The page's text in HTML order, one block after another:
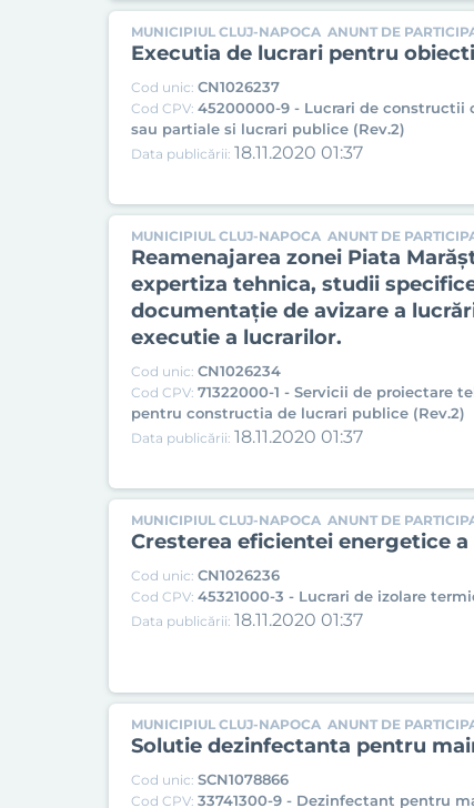
MUNICIPIUL CLUJ-NAPOCA ANUNT DE
Executia de lucrari pentru
Cod unic: CN1026237
Cod CPV: 45200000-9 - Lucrari de constructii
sau partiale si lucrari publice (Rev.2)
Data publicării: 18.11.2020 01:37
MUNICIPIUL CLUJ-NAPOCA ANUNT DE
Reamenajarea zonei Piata
expertiza tehnica, studii
documentație de avizare a
executie a lucrarilor.
Cod unic: CN1026234
Cod CPV: 71322000-1 - Servicii de proiectare
pentru constructia de lucrari publice (Rev.2)
Data publicării: 18.11.2020 01:37
MUNICIPIUL CLUJ-NAPOCA ANUNT DE
Cresterea eficientei energetice
Cod unic: CN1026236
Cod CPV: 45321000-3 - Lucrari de izolare
Data publicării: 18.11.2020 01:37
MUNICIPIUL CLUJ-NAPOCA ANUNT DE
Solutie dezinfectanta pentru
Cod unic: SCN1078866
Cod CPV: 33741300-9 - Dezinfectant pentru